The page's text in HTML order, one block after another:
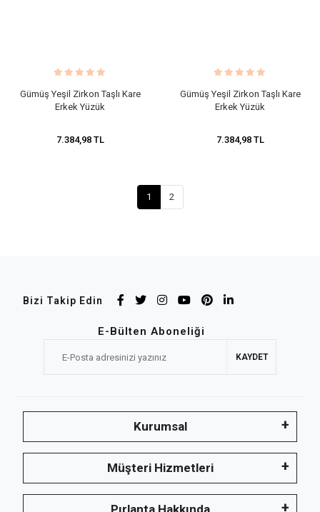
​Gümüş Yeşil Zirkon Taşlı Kare
Erkek Yüzük
7.384,98 TL
​Gümüş Yeşil Zirkon Taşlı Kare
Erkek Yüzük
7.384,98 TL
1 2
Bizi Takip Edin
E-Bülten Aboneliği
KAYDET
Kurumsal
Müşteri Hizmetleri
Pırlanta Hakkında